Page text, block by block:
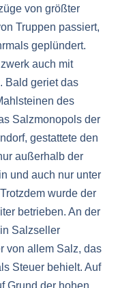
von größter
Truppen passiert,
geplündert.
auch mit
Bald geriet das
des
Salzmonopols der
gestattete den
außerhalb der
und auch nur unter
wurde der
betrieben. An der
Salzseller
von allem Salz, das
Steuer behielt. Auf
Grund der hohen